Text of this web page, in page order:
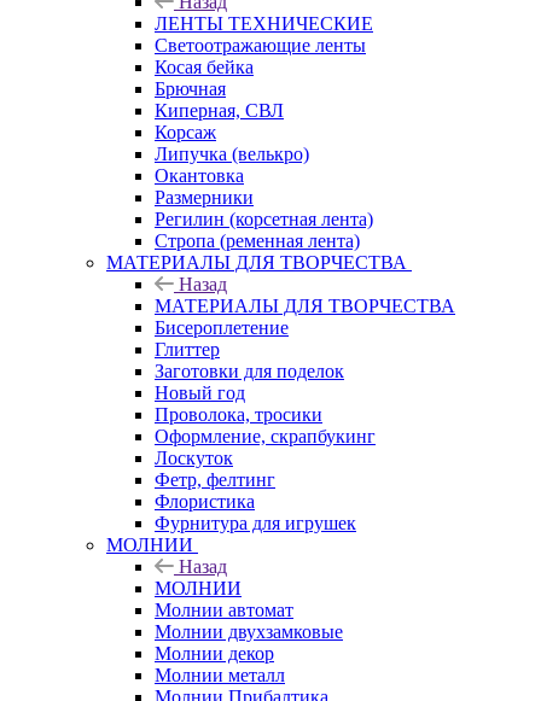
ЛЕНТЫ ТЕХНИЧЕСКИЕ
Светоотражающие ленты
Косая бейка
Брючная
Киперная, СВЛ
Корсаж
Липучка (велькро)
Окантовка
Размерники
Регилин (корсетная лента)
Стропа (ременная лента)
МАТЕРИАЛЫ ДЛЯ ТВОРЧЕСТВА
Назад
МАТЕРИАЛЫ ДЛЯ ТВОРЧЕСТВА
Бисероплетение
Глиттер
Заготовки для поделок
Новый год
Проволока, тросики
Оформление, скрапбукинг
Лоскуток
Фетр, фелтинг
Флористика
Фурнитура для игрушек
МОЛНИИ
Назад
МОЛНИИ
Молнии автомат
Молнии двухзамковые
Молнии декор
Молнии металл
Молнии Прибалтика